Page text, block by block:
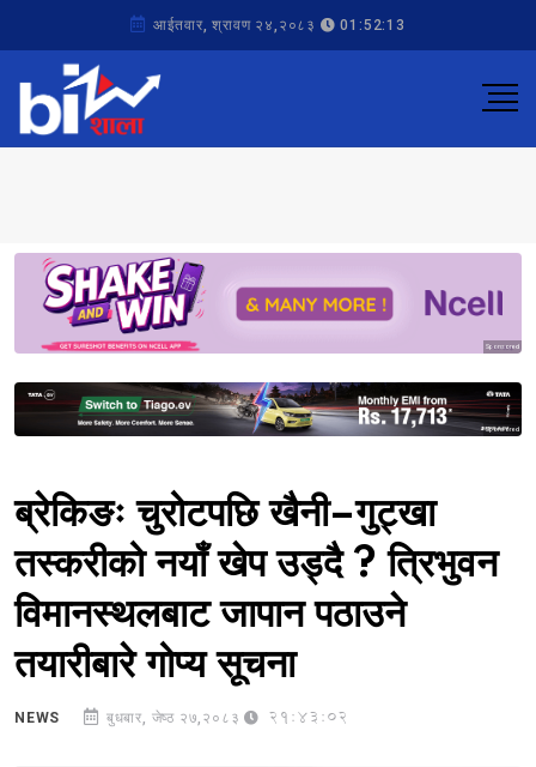
आईतवार, श्रावण २४,२०८३ 01:52:13
Sponsored
Sponsored
ब्रेकिङः चुरोटपछि खैनी–गुट्खा
तस्करीको नयाँ खेप उड्दै ? त्रिभुवन
विमानस्थलबाट जापान पठाउने
तयारीबारे गोप्य सूचना
NEWS बुधबार, जेष्ठ २७,२०८३ 21:43:02